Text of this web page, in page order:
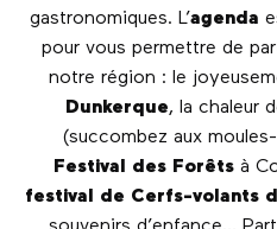
gastronomiques. L’agenda
pour vous permettre de
notre région : le
Dunkerque, la chaleur
(succombez aux
Festival des Forêtsà
festival de Cerfs-volants